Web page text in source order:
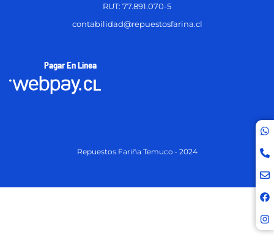
RUT: 77.891.070-5
contabilidad@repuestosfarina.cl
Pagar En Línea
Repuestos Fariña Temuco • 2024